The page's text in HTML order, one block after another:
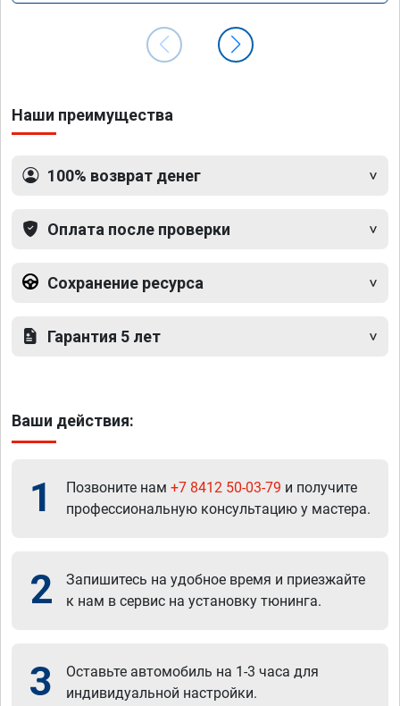
Наши преимущества
100% возврат денег
Оплата после проверки
Сохранение ресурса
Гарантия 5 лет
Ваши действия:
1 Позвоните нам +7 8412 50-03-79 и получите
профессиональную консультацию у мастера.
2
Запишитесь на удобное время и приезжайте
к нам в сервис на установку тюнинга.
3
Оставьте автомобиль на 1-3 часа для
индивидуальной настройки.